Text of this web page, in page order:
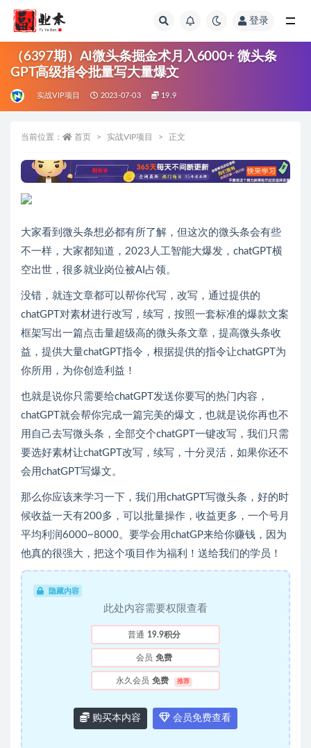
登录
（6397期）AI微头条掘金术月入6000+ 微头条
GPT高级指令批量写大量爆文
实战VIP项目 2023-07-03 19.9
当前位置： 首页 实战VIP项目 正文
大家看到微头条想必都有所了解，但这次的微头条会有些
不一样，大家都知道，2023人工智能大爆发，chatGPT横
空出世，很多就业岗位被AI占领。
没错，就连文章都可以帮你代写，改写，通过提供的
chatGPT对素材进行改写，续写，按照一套标准的爆款文案
框架写出一篇点击量超级高的微头条文章，提高微头条收
益，提供大量chatGPT指令，根据提供的指令让chatGPT为
你所用，为你创造利益！
也就是说你只需要给chatGPT发送你要写的热门内容，
chatGPT就会帮你完成一篇完美的爆文，也就是说你再也不
用自己去写微头条，全部交个chatGPT一键改写，我们只需
要选好素材让chatGPT改写，续写，十分灵活，如果你还不
会用chatGPT写爆文。
那么你应该来学习一下，我们用chatGPT写微头条，好的时
候收益一天有200多，可以批量操作，收益更多，一个号月
平均利润6000~8000。要学会用chatGP来给你赚钱，因为
他真的很强大，把这个项目作为福利！送给我们的学员！
隐藏内容
此处内容需要权限查看
普通 19.9积分
会员 免费
永久会员 免费 推荐
购买本内容 会员免费查看